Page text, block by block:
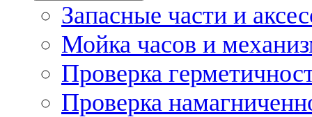
Запасные части и
Мойка часов и
Проверка
Проверка